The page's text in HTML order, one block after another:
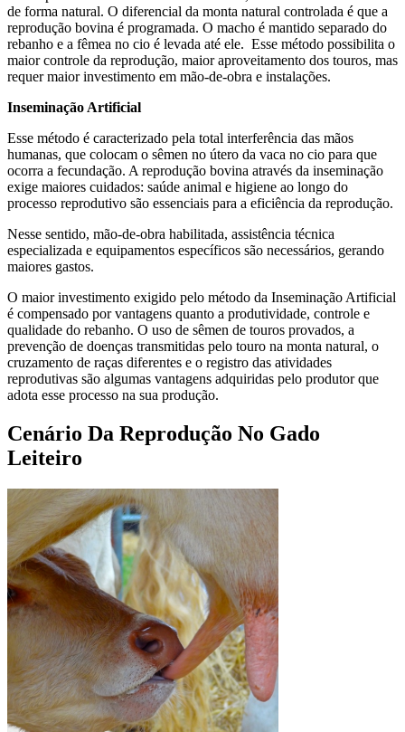
de forma natural. O diferencial da monta natural controlada é que a
reprodução bovina é programada. O macho é mantido separado do
rebanho e a fêmea no cio é levada até ele. Esse método possibilita o
maior controle da reprodução, maior aproveitamento dos touros, mas
requer maior investimento em mão-de-obra e instalações.
Inseminação Artificial
Esse método é caracterizado pela total interferência das mãos
humanas, que colocam o sêmen no útero da vaca no cio para que
ocorra a fecundação. A reprodução bovina através da inseminação
exige maiores cuidados: saúde animal e higiene ao longo do
processo reprodutivo são essenciais para a eficiência da reprodução.
Nesse sentido, mão-de-obra habilitada, assistência técnica
especializada e equipamentos específicos são necessários, gerando
maiores gastos.
O maior investimento exigido pelo método da Inseminação Artificial
é compensado por vantagens quanto a produtividade, controle e
qualidade do rebanho. O uso de sêmen de touros provados, a
prevenção de doenças transmitidas pelo touro na monta natural, o
cruzamento de raças diferentes e o registro das atividades
reprodutivas são algumas vantagens adquiridas pelo produtor que
adota esse processo na sua produção.
Cenário Da Reprodução No Gado
Leiteiro